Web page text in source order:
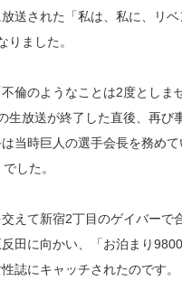
送された「私は、私に、リ
りました。
倫のようなことは2度としま
生放送が終了した直後、再び
当時巨人の選手会長を務め
した。
えて新宿2丁目のゲイバーで
田に向かい、「お泊まり
誌にキャッチされたのです。